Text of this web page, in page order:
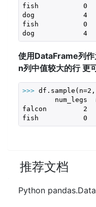
fish 0
dog 4
fish 0
dog 4
使用DataFrame列
n列中值较大的行 更
>>> df.sample(n=2
num_legs
falcon 2
fish 0
推荐文档